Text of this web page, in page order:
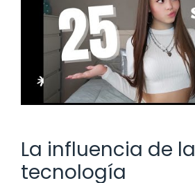
La influencia de la
tecnología